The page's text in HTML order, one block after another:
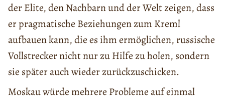
der Elite, den Nachbarn und der Welt zeigen, dass
er pragmatische Beziehungen zum Kreml
aufbauen kann, die es ihm ermöglichen, russische
Vollstrecker nicht nur zu Hilfe zu holen, sondern
sie später auch wieder zurückzuschicken.
Moskau würde mehrere Probleme auf einmal